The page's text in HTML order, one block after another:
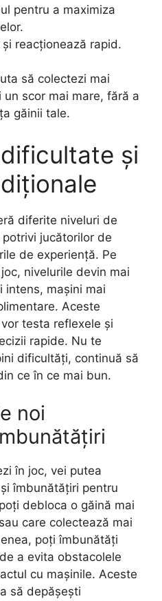
pentru a maximiza
reacționează rapid.
să colectezi mai
scor mai mare, fără a
găinii tale.
și
diferite niveluri de
jucătorilor de
de experiență. Pe
nivelurile devin mai
intens, mașini mai
Aceste
testa reflexele și
rapide. Nu te
dificultăți, continuă să
ce în ce mai bun.
noi
în joc, vei putea
îmbunătățiri pentru
debloca o găină mai
care colectează mai
poți îmbunătăți
a evita obstacolele
cu mașinile. Aceste
să depășești